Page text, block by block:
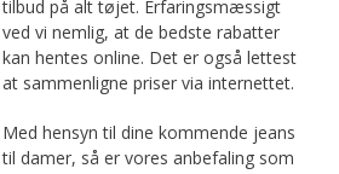
tilbud på alt tøjet. Erfaringsmæssigt
ved vi nemlig, at de bedste rabatter
kan hentes online. Det er også lettest
at sammenligne priser via internettet.
Med hensyn til dine kommende jeans
til damer, så er vores anbefaling som